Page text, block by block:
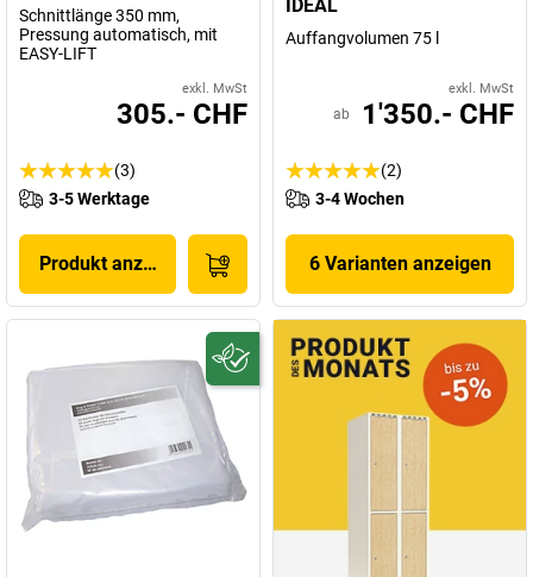
Schnittlänge 350 mm,
Pressung automatisch, mit
EASY-LIFT
exkl. MwSt
305.- CHF
(3)
3-5 Werktage
Produkt anzeigen
IDEAL
Auffangvolumen 75 l
exkl. MwSt
ab 1'350.- CHF
(2)
3-4 Wochen
6 Varianten anzeigen